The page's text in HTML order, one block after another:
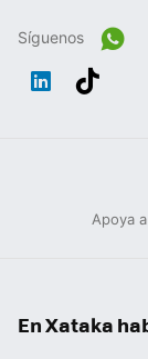
Síguenos
Wh
Apoya
En Xataka